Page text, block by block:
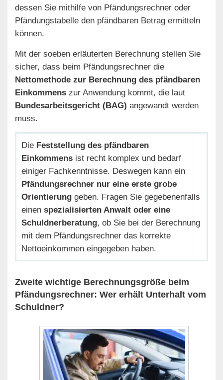
dessen Sie mithilfe von Pfändungsrechner oder
Pfändungstabelle den pfändbaren Betrag ermitteln
können.
Mit der soeben erläuterten Berechnung stellen Sie
sicher, dass beim Pfändungsrechner die
Nettomethode zur Berechnung des pfändbaren
Einkommens zur Anwendung kommt, die laut
Bundesarbeitsgericht (BAG) angewandt werden
muss.
Die Feststellung des pfändbaren
Einkommens ist recht komplex und bedarf
einiger Fachkenntnisse. Deswegen kann ein
Pfändungsrechner nur eine erste grobe
Orientierung geben. Fragen Sie gegebenenfalls
einen spezialisierten Anwalt oder eine
Schuldnerberatung, ob Sie bei der Berechnung
mit dem Pfändungsrechner das korrekte
Nettoeinkommen eingegeben haben.
Zweite wichtige Berechnungsgröße beim
Pfändungsrechner: Wer erhält Unterhalt vom
Schuldner?